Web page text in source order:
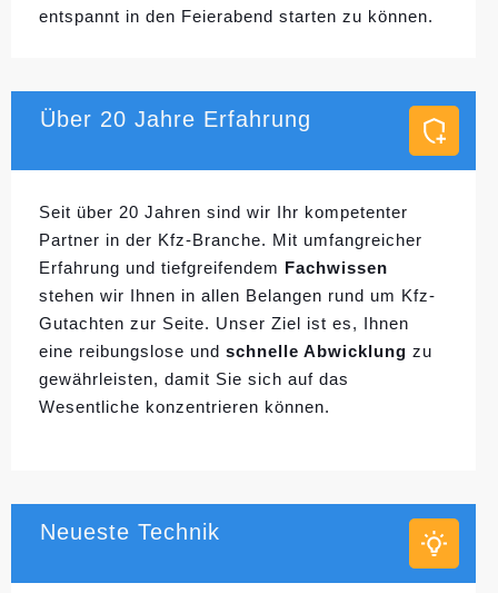
entspannt in den Feierabend starten zu können.
Über 20 Jahre Erfahrung
Seit über 20 Jahren sind wir Ihr kompetenter
Partner in der Kfz-Branche. Mit umfangreicher
Erfahrung und tiefgreifendem Fachwissen
stehen wir Ihnen in allen Belangen rund um Kfz-
Gutachten zur Seite. Unser Ziel ist es, Ihnen
eine reibungslose und schnelle Abwicklung zu
gewährleisten, damit Sie sich auf das
Wesentliche konzentrieren können.
Neueste Technik